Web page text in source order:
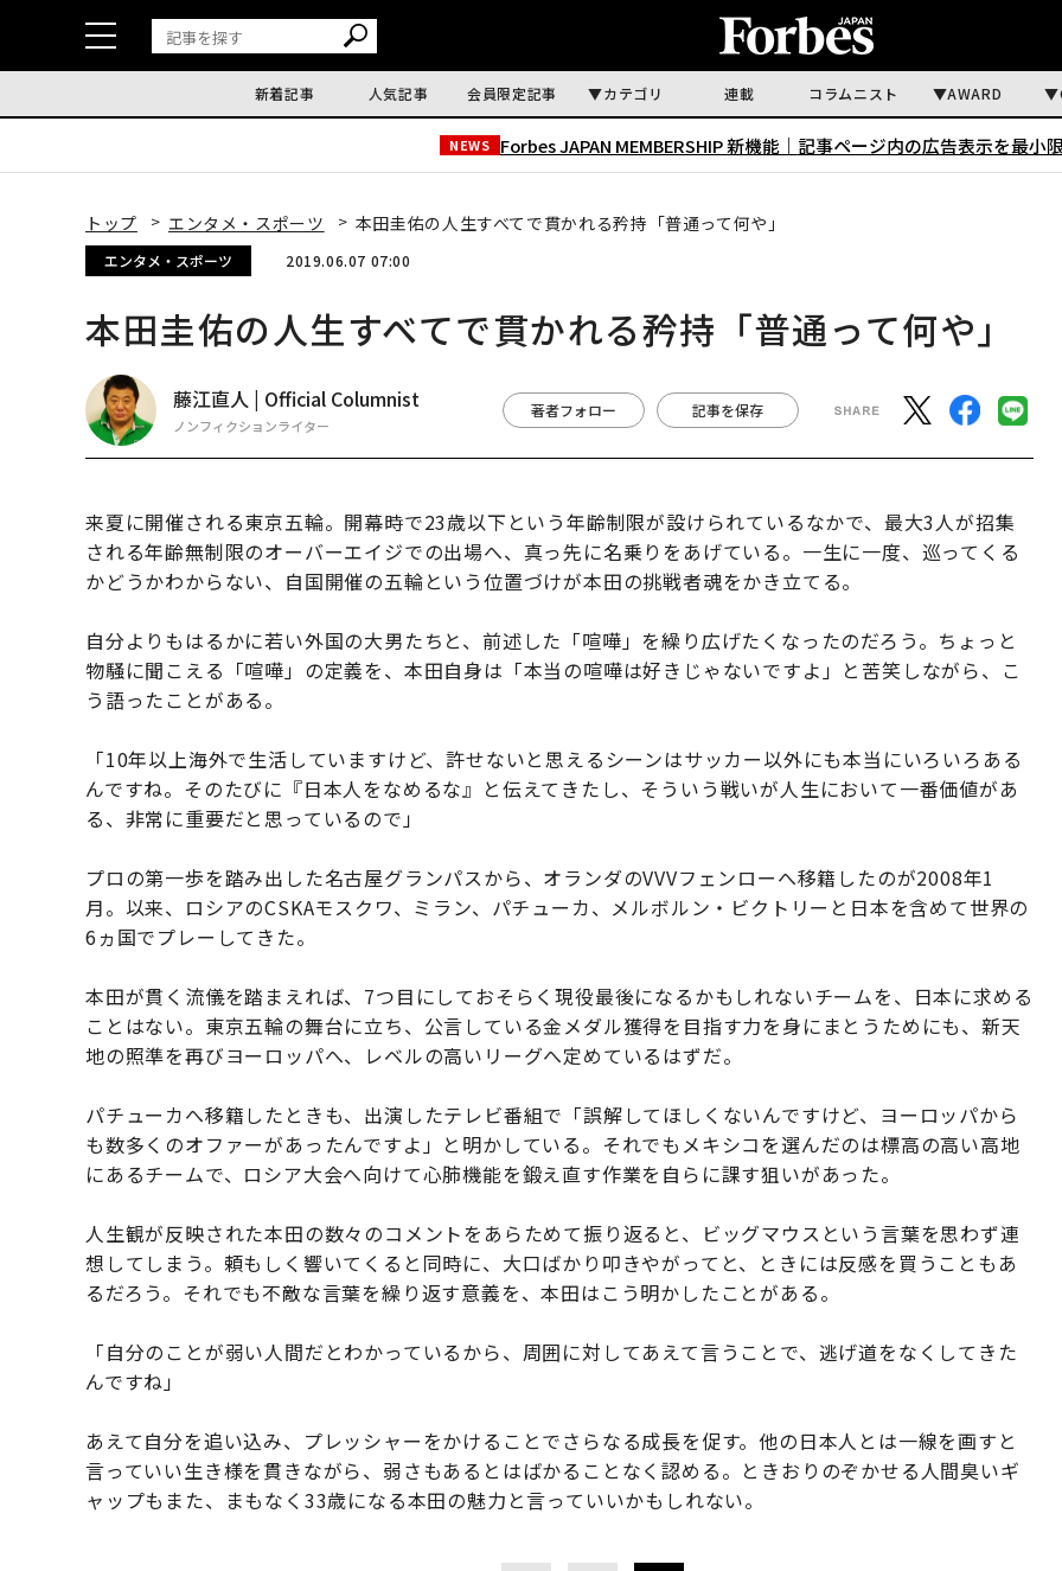
新着記事 人気記事 会員限定記事 カテゴリ 連載 コラムニスト AWARD
NEWS Forbes JAPAN MEMBERSHIP 新機能｜ 記事ページ内の広告表示を最小
トップ エンタメ・スポーツ 本田圭佑の人生すべてで貫かれる矜持「普通って何や」
エンタメ・スポーツ 2019.06.07 07:00
本田圭佑の人生すべてで貫かれる矜持「普通って何や」
藤江直人 | Official Columnist
ノンフィクションライター
著者フォロー 記事を保存
来夏に開催される東京五輪。開幕時で23歳以下という年齢制限が設けられているなかで、最大3人が招集
される年齢無制限のオーバーエイジでの出場へ、真っ先に名乗りをあげている。一生に一度、巡ってくる
かどうかわからない、自国開催の五輪という位置づけが本田の挑戦者魂をかき立てる。
自分よりもはるかに若い外国の大男たちと、前述した「喧嘩」を繰り広げたくなったのだろう。ちょっと
物騒に聞こえる「喧嘩」の定義を、本田自身は「本当の喧嘩は好きじゃないですよ」と苦笑しながら、こ
う語ったことがある。
「10年以上海外で生活していますけど、許せないと思えるシーンはサッカー以外にも本当にいろいろある
んですね。そのたびに『日本人をなめるな』と伝えてきたし、そういう戦いが人生において一番価値があ
る、非常に重要だと思っているので」
プロの第一歩を踏み出した名古屋グランパスから、オランダのVVVフェンローへ移籍したのが2008年1
月。以来、ロシアのCSKAモスクワ、ミラン、パチューカ、メルボルン・ビクトリーと日本を含めて世界の
6ヵ国でプレーしてきた。
本田が貫く流儀を踏まえれば、7つ目にしておそらく現役最後になるかもしれないチームを、日本に求める
ことはない。東京五輪の舞台に立ち、公言している金メダル獲得を目指す力を身にまとうためにも、新天
地の照準を再びヨーロッパへ、レベルの高いリーグへ定めているはずだ。
パチューカへ移籍したときも、出演したテレビ番組で「誤解してほしくないんですけど、ヨーロッパから
も数多くのオファーがあったんですよ」と明かしている。それでもメキシコを選んだのは標高の高い高地
にあるチームで、ロシア大会へ向けて心肺機能を鍛え直す作業を自らに課す狙いがあった。
人生観が反映された本田の数々のコメントをあらためて振り返ると、ビッグマウスという言葉を思わず連
想してしまう。頼もしく響いてくると同時に、大口ばかり叩きやがってと、ときには反感を買うこともあ
るだろう。それでも不敵な言葉を繰り返す意義を、本田はこう明かしたことがある。
「自分のことが弱い人間だとわかっているから、周囲に対してあえて言うことで、逃げ道をなくしてきた
んですね」
あえて自分を追い込み、プレッシャーをかけることでさらなる成長を促す。他の日本人とは一線を画すと
言っていい生き様を貫きながら、弱さもあるとはばかることなく認める。ときおりのぞかせる人間臭いギ
ャップもまた、まもなく33歳になる本田の魅力と言っていいかもしれない。